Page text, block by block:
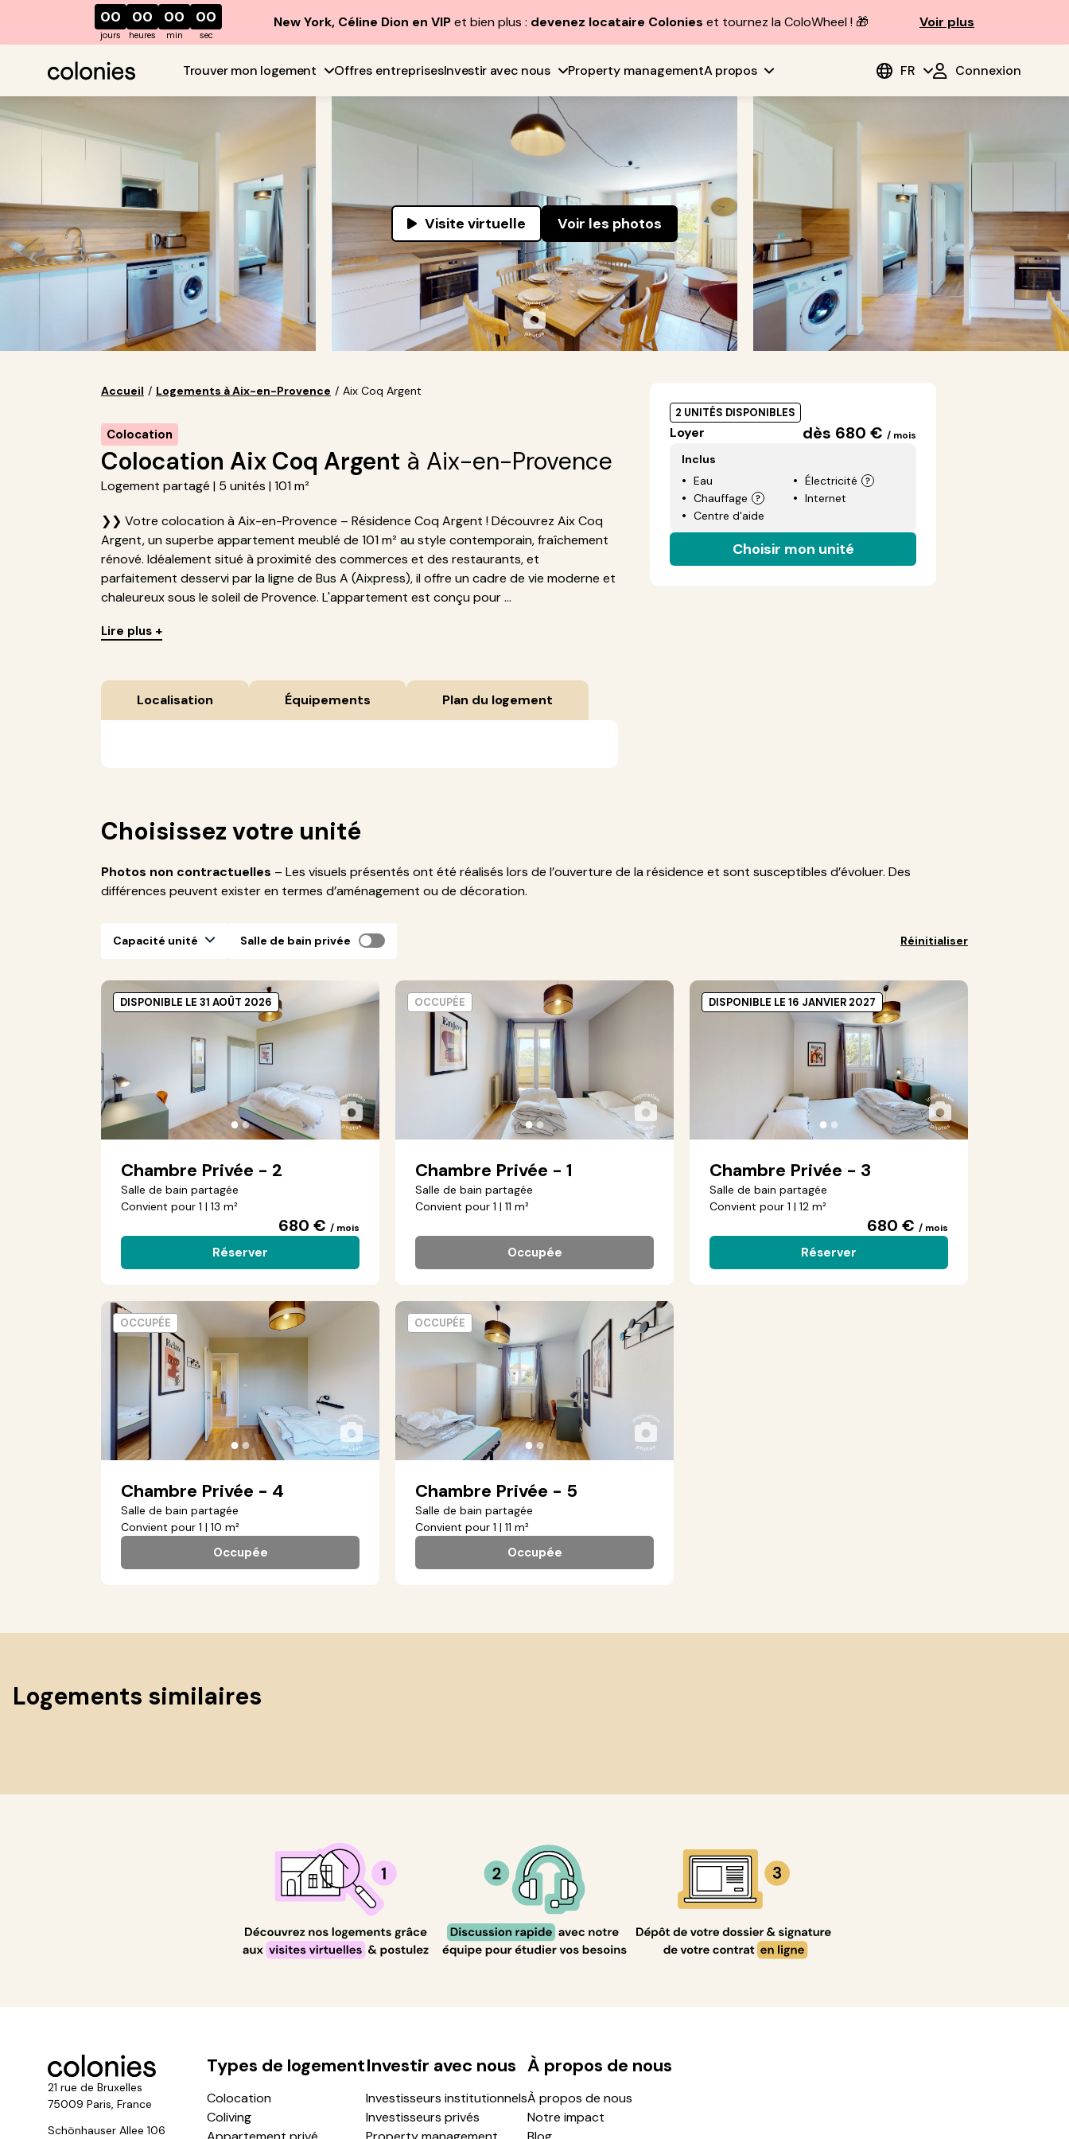
00
jours
00
heures
00
min
00
sec
New York, Céline Dion en VIPet bien plus : devenez locataire Colonies et tournez la ColoWheel ! 🎁 Voir plus
Trouver mon logement Offres entreprisesInvestir avec nous Property managementA propos FR Connexion
Visite virtuelle Voir les photos
Accueil / Logements à Aix-en-Provence / Aix Coq Argent
Colocation
Colocation Aix Coq Argent à Aix-en-Provence
Logement partagé | 5 unités | 101 m²
❯❯ Votre colocation à Aix-en-Provence – Résidence Coq Argent ! Découvrez Aix Coq
Argent, un superbe appartement meublé de 101 m² au style contemporain, fraîchement
rénové. Idéalement situé à proximité des commerces et des restaurants, et
parfaitement desservi par la ligne de Bus A (Aixpress), il offre un cadre de vie moderne et
chaleureux sous le soleil de Provence. L'appartement est conçu pour ...
Lire plus +
Localisation Équipements Plan du logement
2 UNITÉS DISPONIBLES
Loyer dès 680 € / mois
Inclus
Eau
Électricité
Chauffage
Internet
Centre d'aide
Choisir mon unité
Choisissez votre unité
Photos non contractuelles – Les visuels présentés ont été réalisés lors de l’ouverture de la résidence et sont susceptibles d’évoluer. Des
différences peuvent exister en termes d’aménagement ou de décoration.
Capacité unité Salle de bain privée Réinitialiser
●●
Chambre Privée - 2
Salle de bain partagée
Convient pour 1 | 13 m²
680 € / mois
Réserver
DISPONIBLE LE 31 AOÛT 2026
●●
Chambre Privée - 1
Salle de bain partagée
Convient pour 1 | 11 m²
Occupée
OCCUPÉE
●●
Chambre Privée - 3
Salle de bain partagée
Convient pour 1 | 12 m²
680 € / mois
Réserver
DISPONIBLE LE 16 JANVIER 2027
●●
Chambre Privée - 4
Salle de bain partagée
Convient pour 1 | 10 m²
Occupée
OCCUPÉE
●●
Chambre Privée - 5
Salle de bain partagée
Convient pour 1 | 11 m²
Occupée
OCCUPÉE
Logements similaires
21 rue de Bruxelles
75009 Paris, France
Schönhauser Allee 106
Types de logement
Colocation
Coliving
Investir avec nous
Investisseurs institutionnels
Investisseurs privés
À propos de nous
À propos de nous
Notre impact